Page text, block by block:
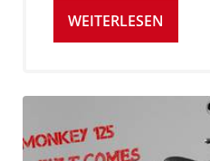
WEITERLESEN